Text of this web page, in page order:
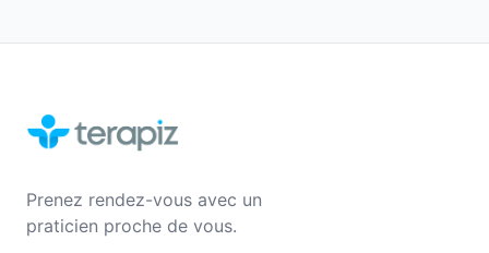
Prenez rendez-vous avec un
praticien proche de vous.